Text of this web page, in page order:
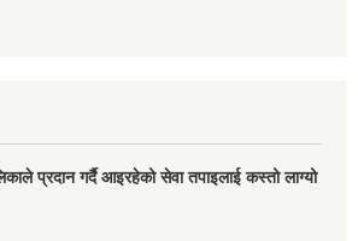
प्रदान गर्दै आइरहेको सेवा तपाइलाई कस्तो लाग्यो